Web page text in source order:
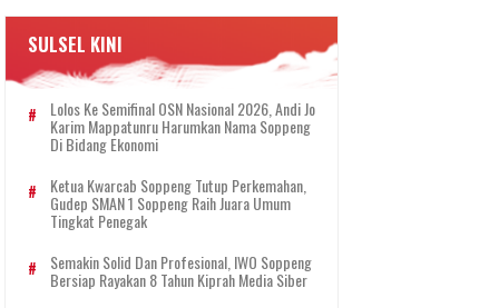
SULSEL KINI
Lolos Ke Semifinal OSN Nasional 2026, Andi Jo
Karim Mappatunru Harumkan Nama Soppeng
Di Bidang Ekonomi
Ketua Kwarcab Soppeng Tutup Perkemahan,
Gudep SMAN 1 Soppeng Raih Juara Umum
Tingkat Penegak
Semakin Solid Dan Profesional, IWO Soppeng
Bersiap Rayakan 8 Tahun Kiprah Media Siber